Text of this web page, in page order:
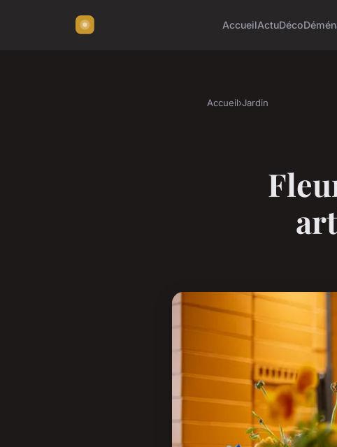
AccueilActuDéco
Accueil›Jardin